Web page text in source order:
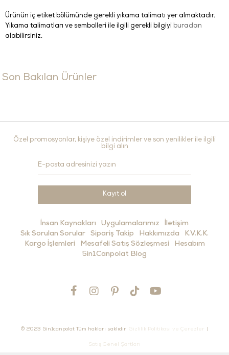
Ürünün iç etiket bölümünde gerekli yıkama talimatı yer almaktadır.
Yıkama talimatları ve sembolleri ile ilgili gerekli bilgiyi buradan
alabilirsiniz.
Son Bakılan Ürünler
Özel promosyonlar, kişiye özel indirimler ve son yenilikler ile ilgili
bilgi alın
Kayıt ol
İnsan Kaynakları Uygulamalarımız
İletişim
Sık Sorulan Sorular
Sipariş Takip Hakkımızda
K.V.K.K.
Kargo İşlemleri
Mesafeli Satış Sözleşmesi
Hesabım
5in1Canpolat Blog
© 2023 5in1canpolat Tüm hakları saklıdır Gizlilik Politikası ve Çerezler
Satış Genel Şartları